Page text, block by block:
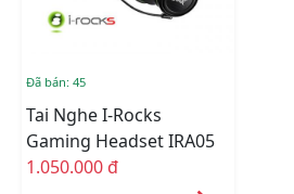
Đã bán: 45
Tai Nghe I-Rocks
Gaming Headset IRA05
1.050.000 đ